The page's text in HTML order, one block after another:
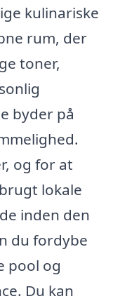
kulinariske
rum, der
toner,
byder på
og for at
lokale
inden den
du fordybe
pool og
Du kan